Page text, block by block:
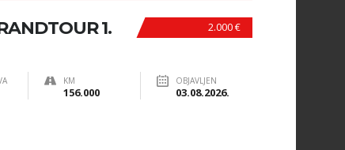
2.000 €
1.
KM
156.000
OBJAVLJEN
03.08.2026.